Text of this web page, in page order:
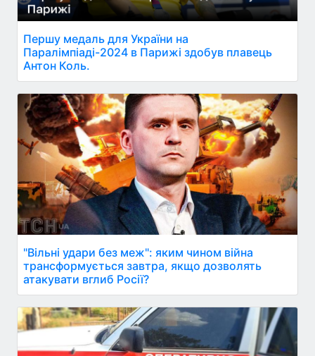
Першу медаль для України на
Паралімпіаді-2024 в Парижі здобув плавець
Антон Коль.
"Вільні удари без меж": яким чином війна
трансформується завтра, якщо дозволять
атакувати вглиб Росії?